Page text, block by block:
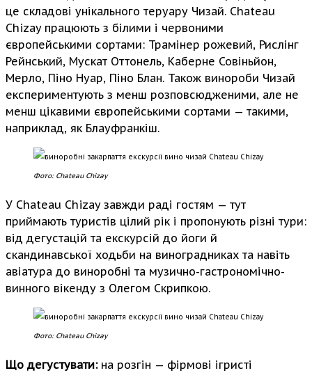
це складові унікального теруару Чизай. Chateau
Chizay працюють з білими і червоними
європейськими сортами: Трамінер рожевий, Рислінг
Рейнський, Мускат Оттонель, Каберне Совіньйон,
Мерло, Піно Нуар, Піно Блан. Також винороби Чизай
експериментують з менш розповсюдженими, але не
менш цікавими європейськими сортами — такими,
наприклад, як Блауфранкіш.
Фото: Chateau Chizay
У Chateau Chizay завжди раді гостям — тут
приймають туристів цілий рік і пропонують різні тури:
від дегустацій та екскурсій до йоги й
скандинавської ходьби на виноградниках та навіть
авіатура до виноробні та музично-гастрономічно-
винного вікенду з Олегом Скрипкою.
Фото: Chateau Chizay
Що дегустувати:на розгін — фірмові ігристі